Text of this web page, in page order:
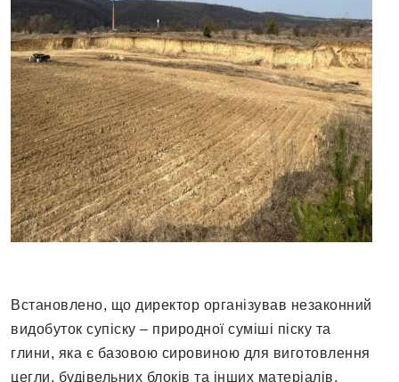
Встановлено, що директор організував незаконний
видобуток супіску – природної суміші піску та
глини, яка є базовою сировиною для виготовлення
цегли, будівельних блоків та інших матеріалів.